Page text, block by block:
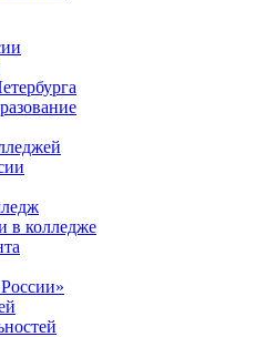
в колледже